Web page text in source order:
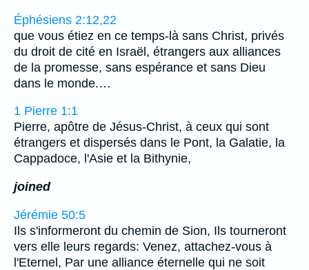
Éphésiens 2:12,22
que vous étiez en ce temps-là sans Christ, privés
du droit de cité en Israël, étrangers aux alliances
de la promesse, sans espérance et sans Dieu
dans le monde.…
1 Pierre 1:1
Pierre, apôtre de Jésus-Christ, à ceux qui sont
étrangers et dispersés dans le Pont, la Galatie, la
Cappadoce, l'Asie et la Bithynie,
joined
Jérémie 50:5
Ils s'informeront du chemin de Sion, Ils tourneront
vers elle leurs regards: Venez, attachez-vous à
l'Eternel, Par une alliance éternelle qui ne soit